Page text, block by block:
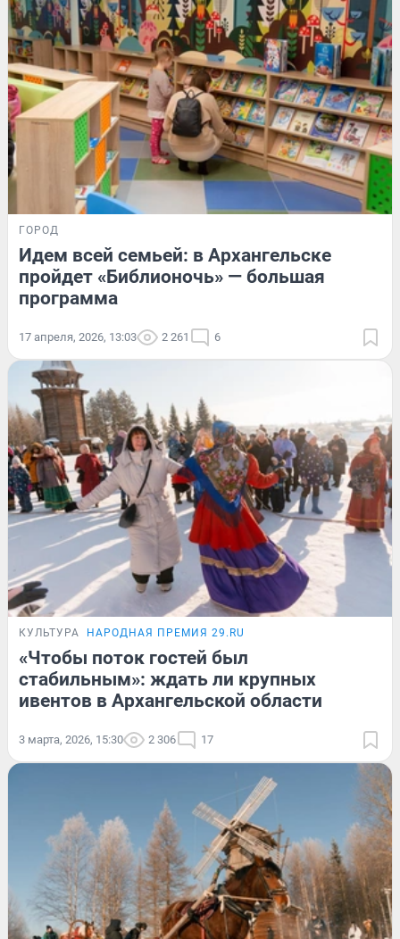
ГОРОД
Идем всей семьей: в Архангельске
пройдет «Библионочь» — большая
программа
17 апреля, 2026, 13:03 2 261 6
КУЛЬТУРА НАРОДНАЯ ПРЕМИЯ 29.RU
«Чтобы поток гостей был
стабильным»: ждать ли крупных
ивентов в Архангельской области
3 марта, 2026, 15:30 2 306 17